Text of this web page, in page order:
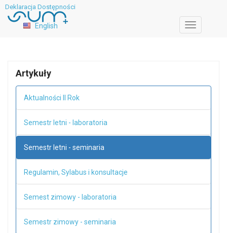
Deklaracja Dostępności
Toggle
English
Artykuły
Aktualności II Rok
Semestr letni - laboratoria
Semestr letni - seminaria
Regulamin, Sylabus i konsultacje
Semest zimowy - laboratoria
Semestr zimowy - seminaria